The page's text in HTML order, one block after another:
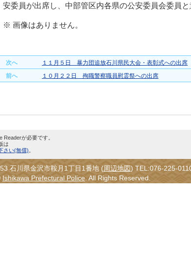
安委員が出席し、中部管区内各県の公安委員会委員と
※ 画像はありません。
次へ
１１月５日 暴力団追放石川県民大会・表彰式への出席
前へ
１０月２２日 殉職警察職員慰霊祭への出席
Readerが必要です。
は
さい(無償)
石川県金沢市鞍月1丁目1番地 (周辺地図 ) TEL:076-225-
Ishikawa Prefectural Police. All Rights Reserved.